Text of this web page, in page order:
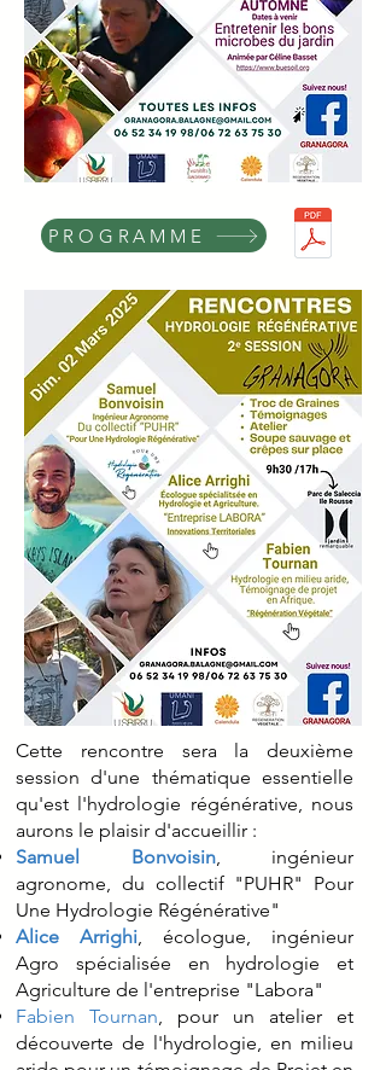
PROGRAMME
Cette rencontre sera la deuxième
session d'une thématique essentielle
qu'est l'hydrologie régénérative, nous
aurons le plaisir d'accueillir :
Samuel Bonvoisin, ingénieur
agronome, du collectif "PUHR" Pour
Une Hydrologie Régénérative"
Alice Arrighi, écologue, ingénieur
Agro spécialisée en hydrologie et
Agriculture de l'entreprise "Labora"
Fabien Tournan, pour un atelier et
découverte de l'hydrologie, en milieu